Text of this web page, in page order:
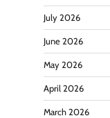
July 2026
June 2026
May 2026
April 2026
March 2026